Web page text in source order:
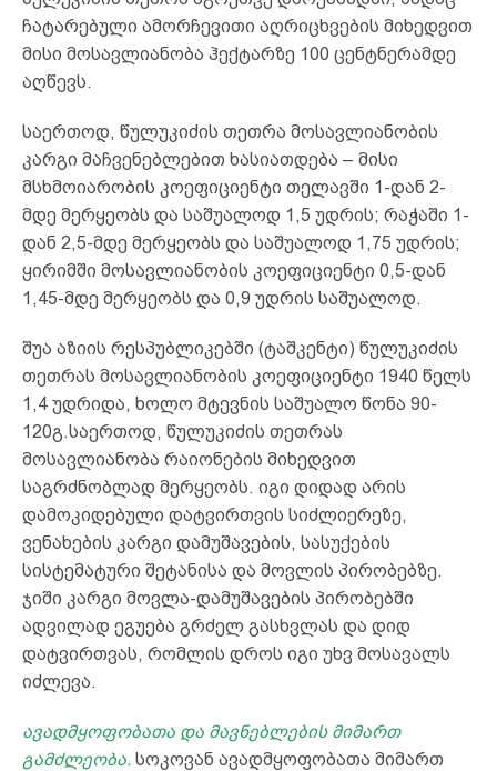
ჩატარებული ამორჩევითი აღრიცხვების მიხედვით
მისი მოსავლიანობა ჰექტარზე 100 ცენტნერამდე
აღწევს.
საერთოდ, წულუკიძის თეთრა მოსავლიანობის
კარგი მაჩვენებლებით ხასიათდება – მისი
მსხმოიარობის კოეფიციენტი თელავში 1-დან 2-
მდე მერყეობს და საშუალოდ 1,5 უდრის; რაჭაში 1-
დან 2,5-მდე მერყეობს და საშუალოდ 1,75 უდრის;
ყირიმში მოსავლიანობის კოეფიციენტი 0,5-დან
1,45-მდე მერყეობს და 0,9 უდრის საშუალოდ.
შუა აზიის რესპუბლიკებში (ტაშკენტი) წულუკიძის
თეთრას მოსავლიანობის კოეფიციენტი 1940 წელს
1,4 უდრიდა, ხოლო მტევნის საშუალო წონა 90-
120გ.საერთოდ, წულუკიძის თეთრას
მოსავლიანობა რაიონების მიხედვით
საგრძნობლად მერყეობს. იგი დიდად არის
დამოკიდებული დატვირთვის სიძლიერეზე,
ვენახების კარგი დამუშავების, სასუქების
სისტემატური შეტანისა და მოვლის პირობებზე.
ჯიში კარგი მოვლა-დამუშავების პირობებში
ადვილად ეგუება გრძელ გასხვლას და დიდ
დატვირთვას, რომლის დროს იგი უხვ მოსავალს
იძლევა.
ავადმყოფობათა და მავნებლების მიმართ
გამძლეობა. სოკოვან ავადმყოფობათა მიმართ